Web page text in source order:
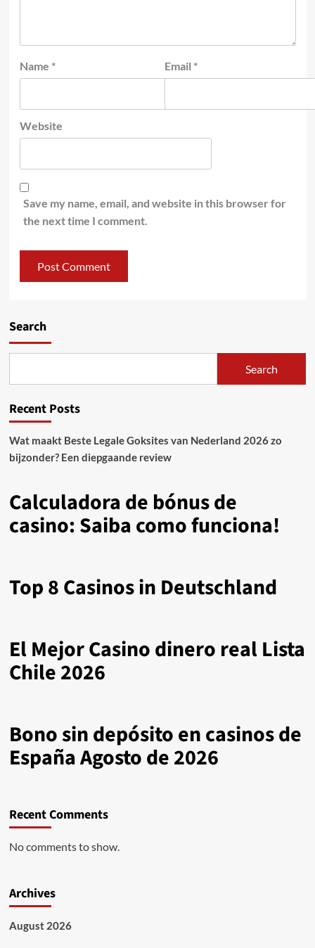
Name * Email *
Website
Save my name, email, and website in this browser for
the next time I comment.
Search
Search
Recent Posts
Wat maakt Beste Legale Goksites van Nederland 2026 zo
bijzonder? Een diepgaande review
Calculadora de bónus de
casino: Saiba como funciona!
Top 8 Casinos in Deutschland
El Mejor Casino dinero real Lista
Chile 2026
Bono sin depósito en casinos de
España Agosto de 2026
Recent Comments
No comments to show.
Archives
August 2026